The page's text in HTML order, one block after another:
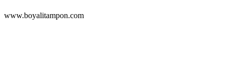
www.boyalitampon.com